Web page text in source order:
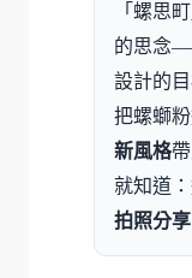
「螺思
的思念
設計的
把螺螄
新風格
就知道
拍照分享